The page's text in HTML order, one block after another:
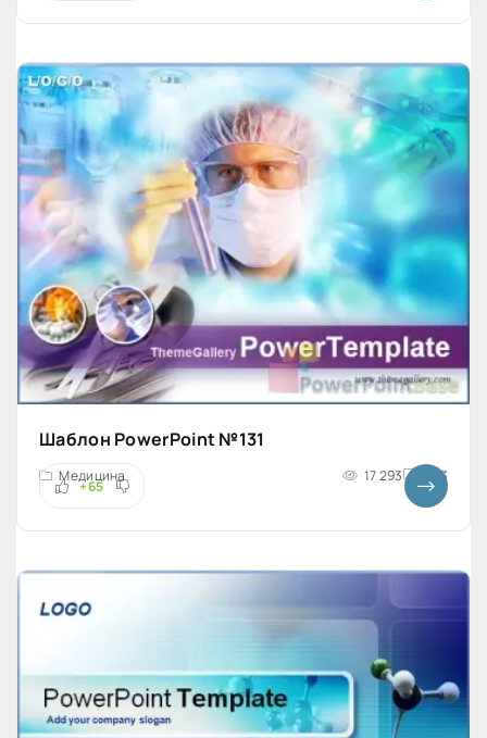
Шаблон PowerPoint №131
Медицина 17 293 4x3
+65